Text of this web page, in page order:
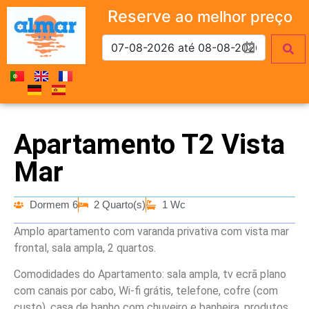
Reserve ao melhor preço
Apartamento T2 Vista
Mar
Dormem 6 2 Quarto(s) 1 Wc
Amplo apartamento com varanda privativa com vista mar
frontal, sala ampla, 2 quartos.
Comodidades do Apartamento: sala ampla, tv ecrã plano
com canais por cabo, Wi-fi grátis, telefone, cofre (com